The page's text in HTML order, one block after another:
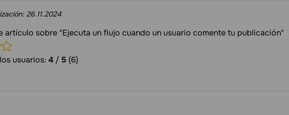
26.11.2024
artículo sobre "Ejecuta un flujo cuando un usuario comente tu publicación"
usuarios: 4 / 5 (6)